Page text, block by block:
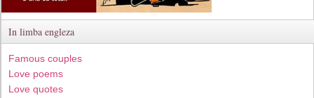
In limba engleza
Famous couples
Love poems
Love quotes